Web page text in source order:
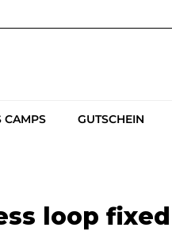
CAMPS GUTSCHEIN
loop fixed